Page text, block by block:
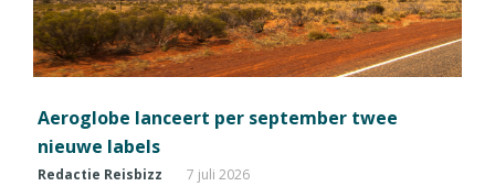
Aeroglobe lanceert per september twee
nieuwe labels
Redactie Reisbizz 7 juli 2026